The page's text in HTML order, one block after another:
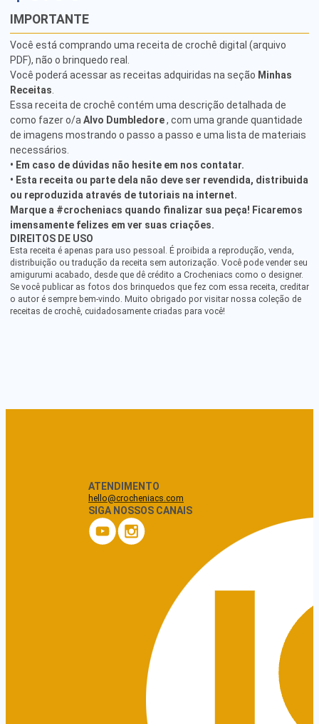
IMPORTANTE
Você está comprando uma receita de crochê digital (arquivo
PDF), não o brinquedo real.
Você poderá acessar as receitas adquiridas na seção Minhas
Receitas
Essa receita de crochê contém uma descrição detalhada de
como fazer o/a Alvo Dumbledore, com uma grande quantidade
de imagens mostrando o passo a passo e uma lista de materiais
necessários.
• Em caso de dúvidas não hesite em nos contatar.
• Esta receita ou parte dela não deve ser revendida, distribuida
ou reproduzida através de tutoriais na internet.
Marque a #crocheniacs quando finalizar sua peça! Ficaremos
imensamente felizes em ver suas criações.
DIREITOS DE USO
Esta receita é apenas para uso pessoal. É proibida a reprodução, venda,
distribuição ou tradução da receita sem autorização. Você pode vender seu
amigurumi acabado, desde que dê crédito a Crocheniacs como o designer.
Se você publicar as fotos dos brinquedos que fez com essa receita, creditar
o autor é sempre bem-vindo. Muito obrigado por visitar nossa coleção de
receitas de crochê, cuidadosamente criadas para você!
ATENDIMENTO
hello@crocheniacs.com
SIGA NOSSOS CANAIS